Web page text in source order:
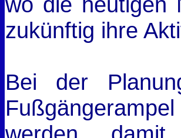
zukünftig ihre
Bei der